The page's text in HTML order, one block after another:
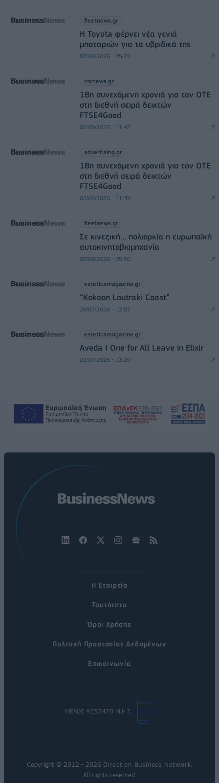
fleetnews.gr
Η Toyota φέρνει νέα γενιά
μπαταριών για τα υβριδικά της
07/08/2026 - 05:22
csrnews.gr
18η συνεχόμενη χρονιά για τον ΟΤΕ
στη διεθνή σειρά δεικτών
FTSE4Good
06/08/2026 - 11:42
advertising.gr
18η συνεχόμενη χρονιά για τον ΟΤΕ
στη διεθνή σειρά δεικτών
FTSE4Good
06/08/2026 - 11:39
fleetnews.gr
Σε κινεζική… πολιορκία η ευρωπαϊκή
αυτοκινητοβιομηχανία
06/08/2026 - 05:00
esteticamagazine.gr
“Kokoon Loutraki Coast”
28/07/2026 - 12:07
esteticamagazine.gr
Aveda I One for All Leave in Elixir
22/07/2026 - 13:20
Η Εταιρεία
Ταυτότητα
Όροι Χρήσης
Πολιτική Προστασίας Δεδομένων
Επικοινωνία
ΜΕΛΟΣ #232470 Μ.Η.Τ.
Copyright © 2012 - 2026 Direction Business Network
All rights reserved.